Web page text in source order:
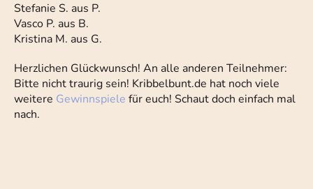
Stefanie S. aus P.
Vasco P. aus B.
Kristina M. aus G.
Herzlichen Glückwunsch! An alle anderen Teilnehmer:
Bitte nicht traurig sein! Kribbelbunt.de hat noch viele
weitere Gewinnspiele für euch! Schaut doch einfach mal
nach.